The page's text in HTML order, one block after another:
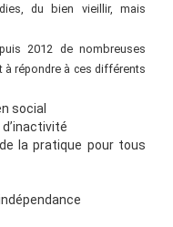
du bien vieillir, mais
2012 de nombreuses
répondre à ces différents
social
la pratique pour tous